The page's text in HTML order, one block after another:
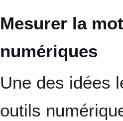
Mesurer la
numériques
Une des idées
outils